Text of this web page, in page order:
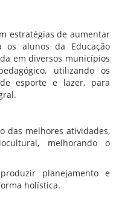
estratégias de aumentar
alunos da Educação
em diversos municípios
utilizando os
esporte e lazer, para
das melhores atividades,
melhorando o
planejamento e
holística.